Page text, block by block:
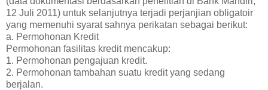
12 Juli 2011) untuk selanjutnya terjadi perjanjian obligatoir
yang memenuhi syarat sahnya perikatan sebagai berikut:
a. Permohonan Kredit
Permohonan fasilitas kredit mencakup:
1. Permohonan pengajuan kredit.
2. Permohonan tambahan suatu kredit yang sedang
berjalan.